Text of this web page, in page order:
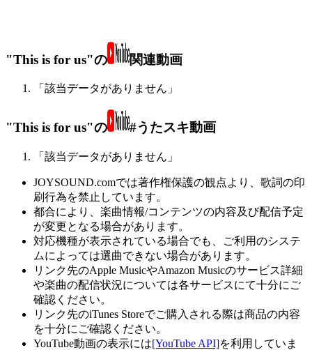
"This is for us"の 関連動画
「該当データがありません」
"This is for us"の #うたスキ動画
「該当データがありません」
JOYSOUND.comでは著作権保護の観点より、歌詞の印
刷行為を禁止しています。
都合により、楽曲情報/コンテンツの内容及び配信予定
が変更となる場合があります。
対応機種が表示されている場合でも、ご利用のシステ
ムによっては選曲できない場合があります。
リンク先のApple MusicやAmazon Musicのサービス詳細
や楽曲の配信状況については各サービスにて十分にご
確認ください。
リンク先のiTunes Storeでご購入される際は商品の内容
を十分にご確認ください。
YouTube動画の表示には[YouTube API]を利用していま